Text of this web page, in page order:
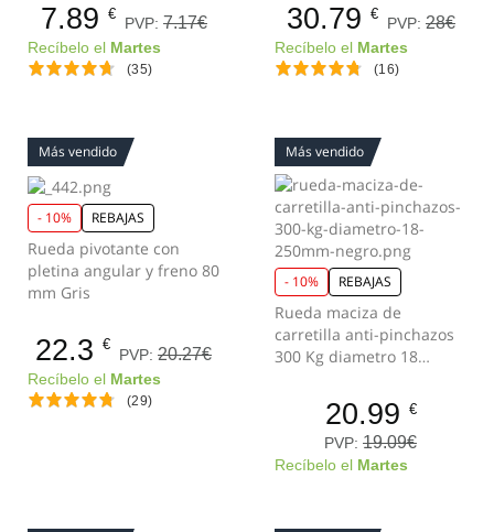
7.89 €
PVP: 7.17€
Recíbelo el Martes
(35)
30.79 €
PVP: 28€
Recíbelo el Martes
(16)
Más vendido
- 10% REBAJAS
Rueda pivotante con
pletina angular y freno 80
mm Gris
22.3 €
PVP: 20.27€
Recíbelo el Martes
(29)
Más vendido
- 10% REBAJAS
Rueda maciza de
carretilla anti-pinchazos
300 Kg diametro 18
20.99 €
PVP: 19.09€
Recíbelo el Martes